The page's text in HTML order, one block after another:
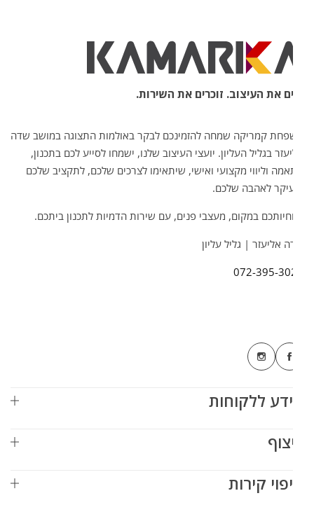
את העיצוב. זוכרים את השירות.
קמריקה שמחה להזמינכם לבקר באולמות התצוגה במושב שדה
בגליל העליון. יועצי העיצוב שלנו, ישמחו לסייע לכם בתכנון,
וליווי מקצועי ואישי, שיתאימו לצרכים שלכם, לתקציב שלכם
לאהבה שלכם.
במקום, מעצבי פנים, עם שירות הדמיות לתכנון ביתכם.
אליעזר | גליל עליון
072-395-
ללקוחות
קירות